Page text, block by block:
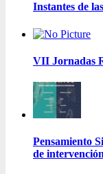
Instantes de
VII Jornadas
Pensamiento
de intervención